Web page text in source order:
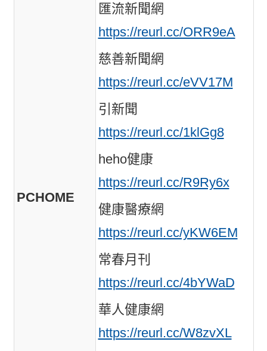
PCHOME
匯流新聞網
https://reurl.cc/ORR9eA
慈善新聞網
https://reurl.cc/eVV17M
引新聞
https://reurl.cc/1klGg8
heho健康
https://reurl.cc/R9Ry6x
健康醫療網
https://reurl.cc/yKW6EM
常春月刊
https://reurl.cc/4bYWaD
華人健康網
https://reurl.cc/W8zvXL